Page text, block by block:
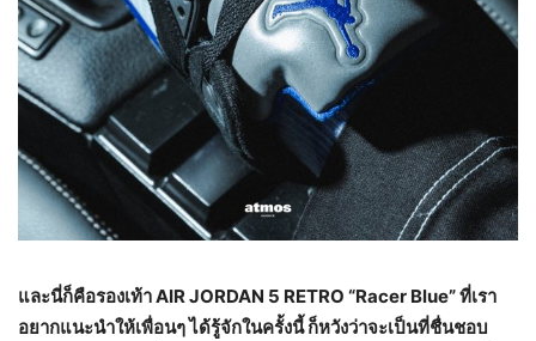
และนี่ก็คือรองเท้าAIR JORDAN 5 RETRO “Racer Blue”ที่เรา
อยากแนะนำให้เพื่อนๆ ได้รู้จักในครั้งนี้ ก็หวังว่าจะเป็นที่ชื่นชอบ